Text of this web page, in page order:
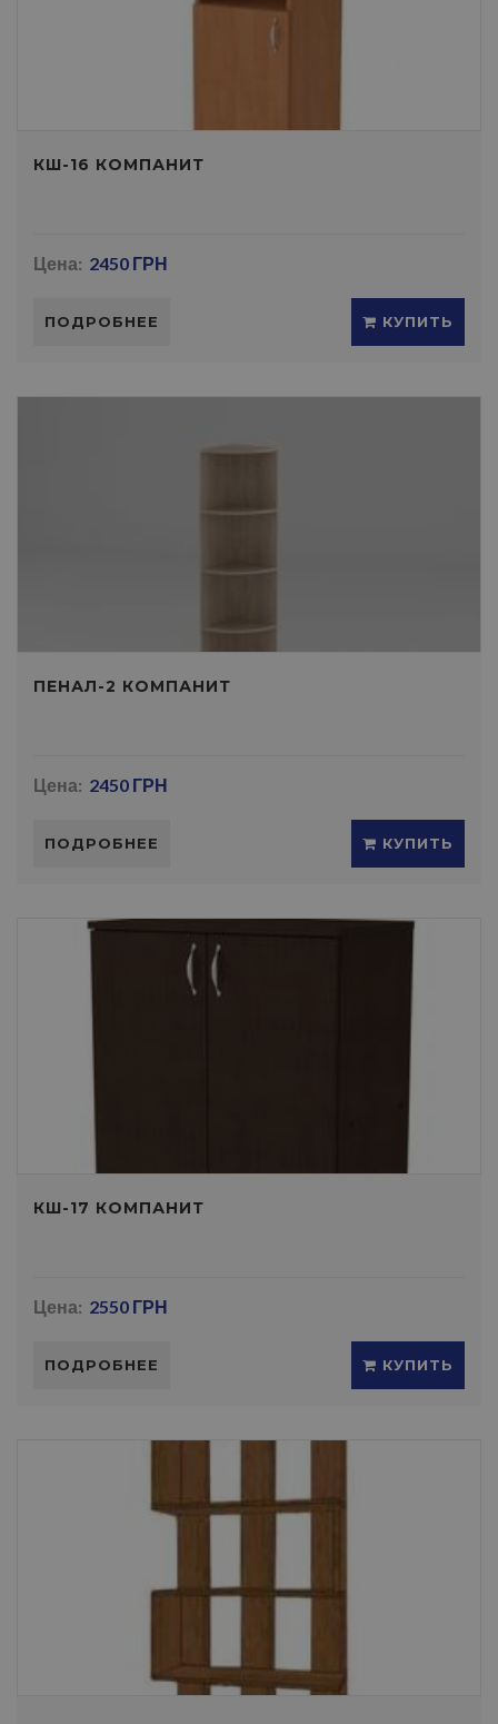
КШ-16 КОМПАНИТ
Цена: 2450 ГРН
ПОДРОБНЕЕ КУПИТЬ
ПЕНАЛ-2 КОМПАНИТ
Цена: 2450 ГРН
ПОДРОБНЕЕ КУПИТЬ
КШ-17 КОМПАНИТ
Цена: 2550 ГРН
ПОДРОБНЕЕ КУПИТЬ